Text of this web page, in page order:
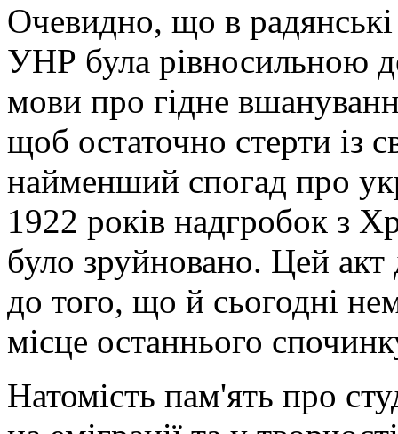
Очевидно, що в
УНР була рівносильною
мови про гідне
щоб остаточно стерти із
найменший спогад про
1922 років надгробок з
було зруйновано. Цей акт
до того, що й сьогодні
місце останнього
Натомість пам'ять про